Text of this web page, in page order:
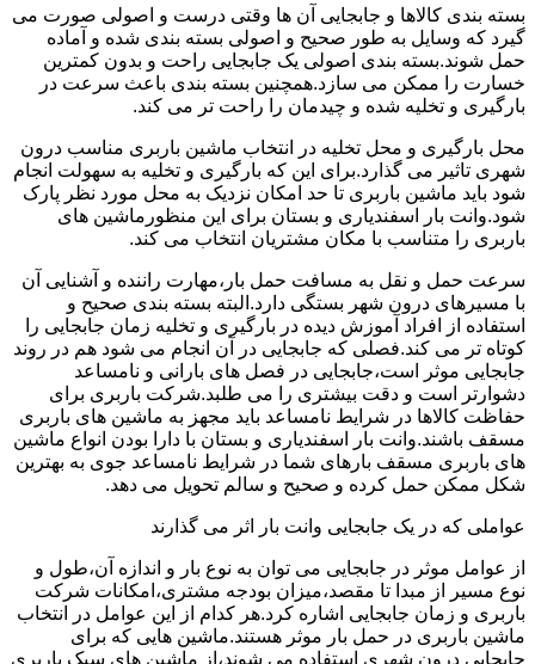
بسته بندی کالاها و جابجایی آن ها وقتی درست و اصولی صورت می
گیرد که وسایل به طور صحیح و اصولی بسته بندی شده و آماده
حمل شوند.بسته بندی اصولی یک جابجایی راحت و بدون کمترین
خسارت را ممکن می سازد.همچنین بسته بندی باعث سرعت در
بارگیری و تخلیه شده و چیدمان را راحت تر می کند.
محل بارگیری و محل تخلیه در انتخاب ماشین باربری مناسب درون
شهری تاثیر می گذارد.برای این که بارگیری و تخلیه به سهولت انجام
شود باید ماشین باربری تا حد امکان نزدیک به محل مورد نظر پارک
شود.وانت بار اسفندیاری و بستان برای این منظورماشین های
باربری را متناسب با مکان مشتریان انتخاب می کند.
سرعت حمل و نقل به مسافت حمل بار،مهارت راننده و آشنایی آن
با مسیرهای درون شهر بستگی دارد.البته بسته بندی صحیح و
استفاده از افراد آموزش دیده در بارگیری و تخلیه زمان جابجایی را
کوتاه تر می کند.فصلی که جابجایی در آن انجام می شود هم در روند
جابجایی موثر است،جابجایی در فصل های بارانی و نامساعد
دشوارتر است و دقت بیشتری را می طلبد.شرکت باربری برای
حفاظت کالاها در شرایط نامساعد باید مجهز به ماشین های باربری
مسقف باشند.وانت بار اسفندیاری و بستان با دارا بودن انواع ماشین
های باربری مسقف بارهای شما در شرایط نامساعد جوی به بهترین
شکل ممکن حمل کرده و صحیح و سالم تحویل می دهد.
عواملی که در یک جابجایی وانت بار اثر می گذارند
از عوامل موثر در جابجایی می توان به نوع بار و اندازه آن،طول و
نوع مسیر از مبدا تا مقصد،میزان بودجه مشتری،امکانات شرکت
باربری و زمان جابجایی اشاره کرد.هر کدام از این عوامل در انتخاب
ماشین باربری در حمل بار موثر هستند.ماشین هایی که برای
جابجایی درون شهری استفاده می شوند،از ماشین های سبک باربری